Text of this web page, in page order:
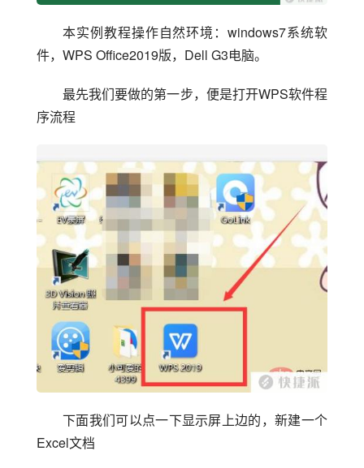
本实例教程操作自然环境：windows7系统软
件，WPS Office2019版，Dell G3电脑。
最先我们要做的第一步，便是打开WPS软件程
序流程
下面我们可以点一下显示屏上边的，新建一个
Excel文档